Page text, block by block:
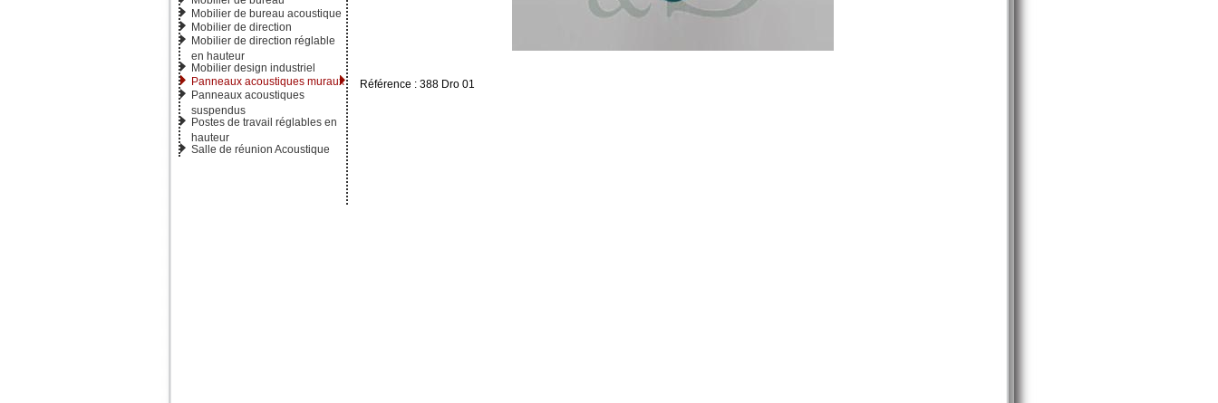
Mobilier de bureau acoustique
Mobilier de direction
Mobilier de direction réglable
en hauteur
Mobilier design industriel
Panneaux acoustiques muraux
Panneaux acoustiques
suspendus
Postes de travail réglables en
hauteur
Salle de réunion Acoustique
Référence : 388 Dro 01